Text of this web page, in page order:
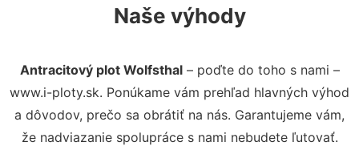
Naše výhody
Antracitový plot Wolfsthal– poďte do toho s nami –
www.i-ploty.sk. Ponúkame vám prehľad hlavných výhod
a dôvodov, prečo sa obrátiť na nás. Garantujeme vám,
že nadviazanie spolupráce s nami nebudete ľutovať.